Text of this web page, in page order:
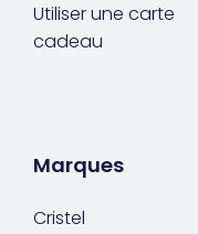
Utiliser une carte
cadeau
Marques
Cristel